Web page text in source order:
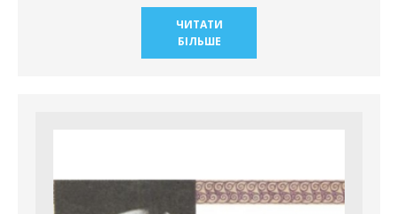
ЧИТАТИ
БІЛЬШЕ